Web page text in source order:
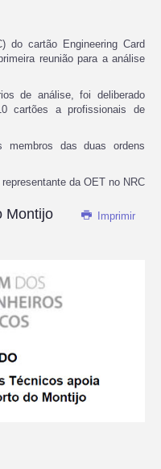
do cartão Engineering Card
reunião para a análise
de análise, foi deliberado
cartões a profissionais de
membros das duas ordens
representante da OET no NRC
Imprimir
Montijo